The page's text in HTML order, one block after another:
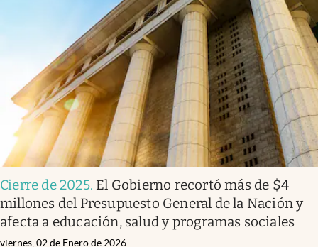
Cierre de 2025. El Gobierno recortó más de $4
millones del Presupuesto General de la Nación y
afecta a educación, salud y programas sociales
viernes, 02 de Enero de 2026